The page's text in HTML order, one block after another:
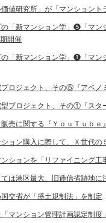
値研究所」が「マンショント
「新マンション学」❺「マン
開催
「新マンション学」❶「マン
ロジェクト、その⑤『アベノ
プロジェクト、その①『スタ
売に関する『ＹｏｕＴｕｂｅ
ョン購入に際して、Ｘ世代
ションを「リファイニング工
は港区最大、旧逓信省跡地
交省が「盛土規制法」を制定
マンション管理計画認定制度